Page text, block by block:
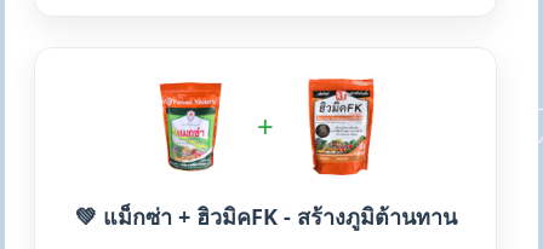
+
💚 แม็กซ่า + ฮิวมิคFK - สร้างภูมิต้านทาน